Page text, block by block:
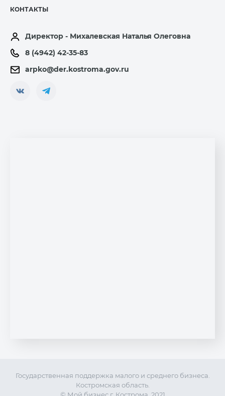
КОНТАКТЫ
Директор - Михалевская Наталья Олеговна
8 (4942) 42-35-83
arpko@der.kostroma.gov.ru
Государственная поддержка малого и среднего бизнеса.
Костромская область.